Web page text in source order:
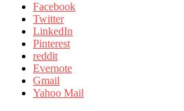
Facebook
Twitter
LinkedIn
Pinterest
reddit
Evernote
Gmail
Yahoo Mail